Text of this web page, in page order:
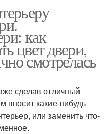
как
цвет двери,
смотрелась
сделав отличный
вносит какие-нибудь
или заменить что-